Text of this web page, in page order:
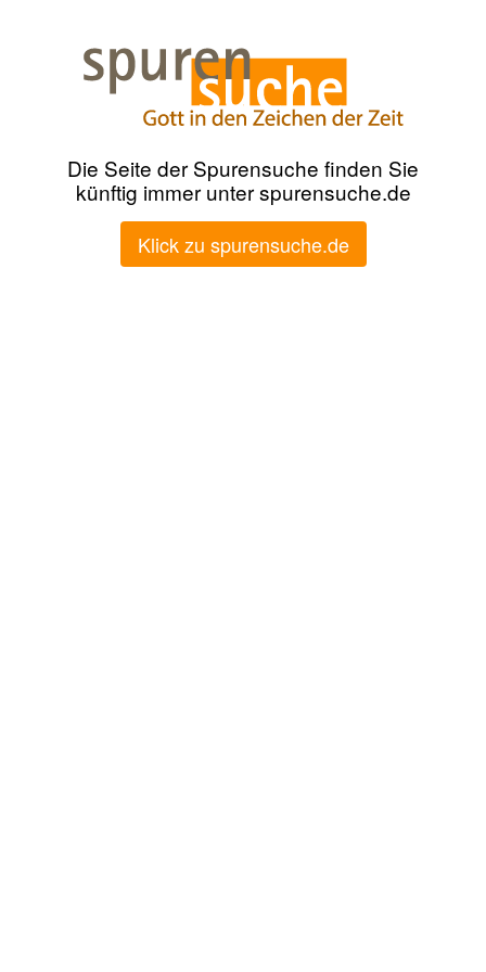
Die Seite der Spurensuche finden Sie
künftig immer unter spurensuche.de
Klick zu spurensuche.de